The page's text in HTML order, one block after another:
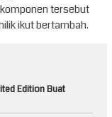
tersebut
ikut bertambah.
Edition Buat